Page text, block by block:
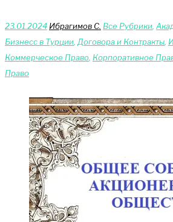
23.01.2024 Ибрагимов С. Bce Pyбрики
Бизнесс в Турции Договора и Контракты
Коммерческое Право Корпоративное
Право